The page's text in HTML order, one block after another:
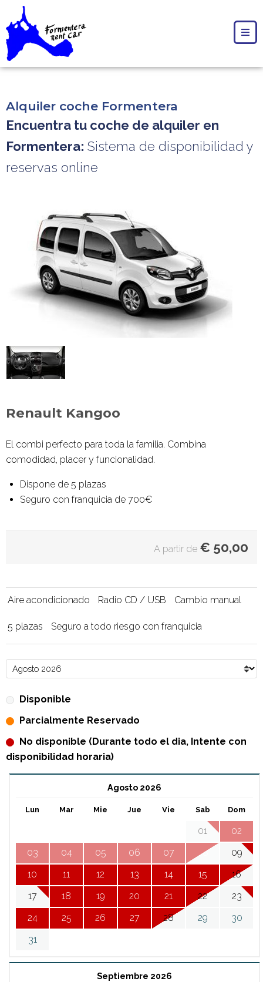
Alquiler coche Formentera
Encuentra tu coche de alquiler en
Formentera: Sistema de disponibilidad y
reservas online
Renault Kangoo
El combi perfecto para toda la familia. Combina
comodidad, placer y funcionalidad.
Dispone de 5 plazas
Seguro con franquicia de 700€
A partir de € 50,00
Aire acondicionado Radio CD / USB Cambio manual
5 plazas Seguro a todo riesgo con franquicia
Disponible
Parcialmente Reservado
No disponible (Durante todo el dia, Intente con
disponibilidad horaria)
Agosto 2026
Lun Mar Mie Jue Vie Sab Dom
01
02
03
04 05 06 07 08
09
10
11 12 13 14 15
16
17
18 19 20 21 22
23
24
25 26 27 28 29
30
31
Septiembre 2026